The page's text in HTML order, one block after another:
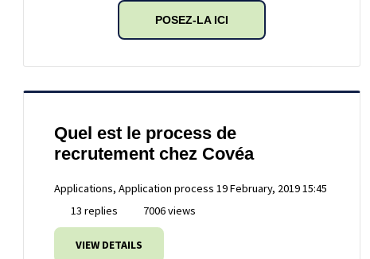
POSEZ-LA ICI
Quel est le process de
recrutement chez Covéa
Applications, Application process 19 February, 2019 15:45
13 replies
7006 views
VIEW DETAILS